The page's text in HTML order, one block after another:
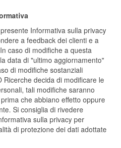
Informativa sulla privacy
a feedback dei clienti e a
caso di modifiche a questa
data di "ultimo aggiornamento"
di modifiche sostanziali
Ricerche decida di modificare le
tali modifiche saranno
che abbiano effetto oppure
Si consiglia di rivedere
sulla privacy per
di protezione dei dati adottate